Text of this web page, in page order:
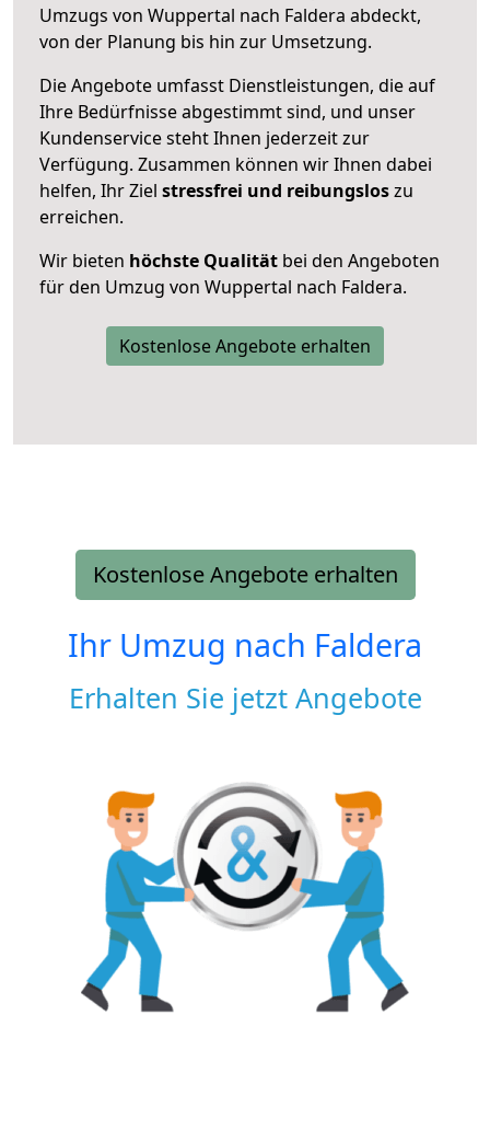
Umzugs von Wuppertal nach Faldera abdeckt,
von der Planung bis hin zur Umsetzung.
Die Angebote umfasst Dienstleistungen, die auf
Ihre Bedürfnisse abgestimmt sind, und unser
Kundenservice steht Ihnen jederzeit zur
Verfügung. Zusammen können wir Ihnen dabei
helfen, Ihr Ziel stressfrei und reibungsloszu
erreichen.
Wir bieten höchste Qualität bei den Angeboten
für den Umzug von Wuppertal nach Faldera.
Kostenlose Angebote erhalten
Kostenlose Angebote erhalten
Ihr Umzug nach Faldera
Erhalten Sie jetzt Angebote